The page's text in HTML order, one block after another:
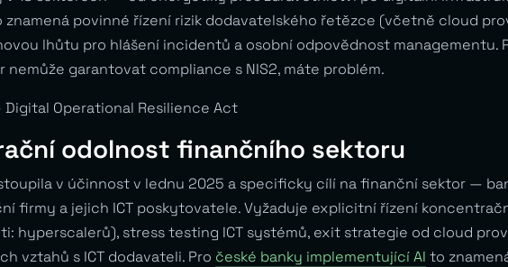
povinné řízení rizik dodavatelského řetězce (včetně cloud
lhůtu pro hlášení incidentů a osobní odpovědnost managementu.
nemůže garantovat compliance s NIS2, máte problém.
Digital Operational Resilience Act
odolnost finančního sektoru
v účinnost v lednu 2025 a specificky cílí na finanční sektor —
firmy a jejich ICT poskytovatele. Vyžaduje explicitní řízení
hyperscalerů), stress testing ICT systémů, exit strategie od cloud
vztahů s ICT dodavateli. Pro české banky implementující AI to